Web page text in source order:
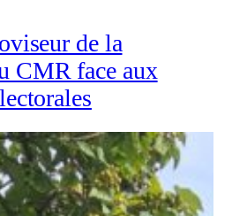
de la
CMR face aux